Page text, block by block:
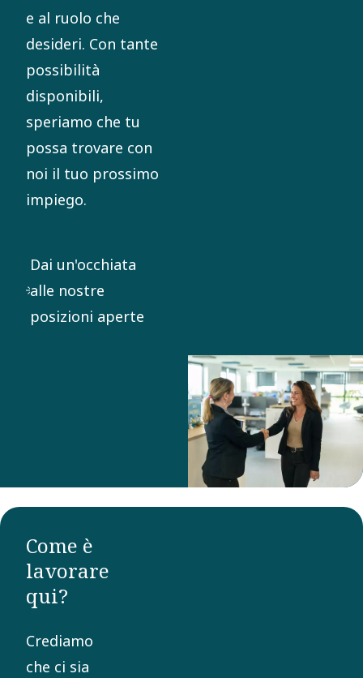
e al ruolo che
desideri. Con tante
possibilità
disponibili,
speriamo che tu
possa trovare con
noi il tuo prossimo
impiego.
Dai un'occhiata
alle nostre
posizioni aperte
Come è
lavorare
qui?​
Crediamo
che ci sia